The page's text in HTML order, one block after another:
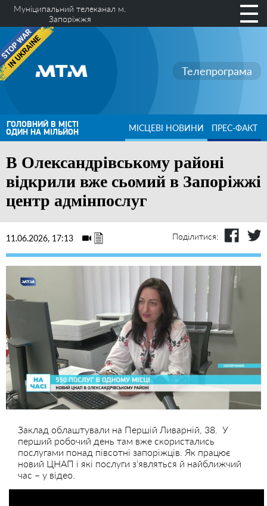
Муніципальний телеканал м.
Запоріжжя
Телепрограма
ГОЛОВНИЙ В МІСТІ
ОДИН НА МІЛЬЙОН МІСЦЕВІ НОВИНИ ПРЕС-ФАКТ
В Олександрівському районі
відкрили вже сьомий в Запоріжжі
центр адмінпослуг
11.06.2026, 17:13 Поділитися:
Заклад облаштували на Першій Ливарній, 38. У
перший робочий день там вже скористались
послугами понад півсотні запоріжців. Як працює
новий ЦНАП і які послуги з’являться й найближчий
час – у відео.